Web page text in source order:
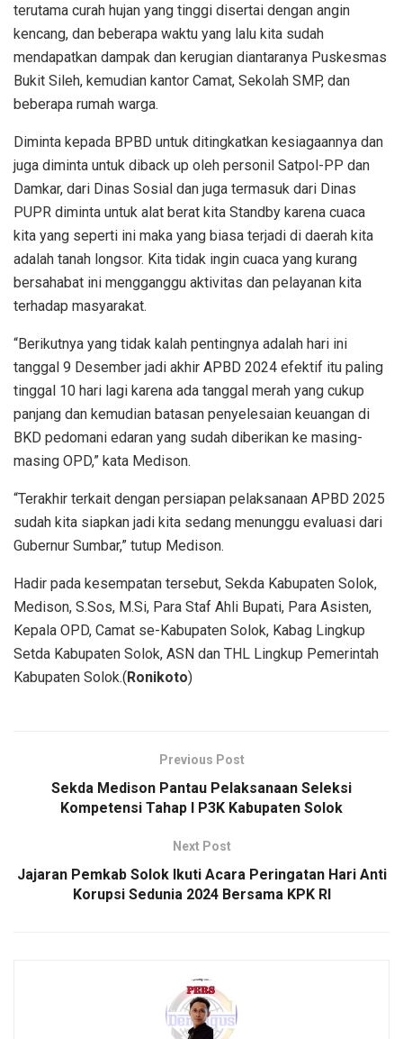
terutama curah hujan yang tinggi disertai dengan angin
kencang, dan beberapa waktu yang lalu kita sudah
mendapatkan dampak dan kerugian diantaranya Puskesmas
Bukit Sileh, kemudian kantor Camat, Sekolah SMP, dan
beberapa rumah warga.
Diminta kepada BPBD untuk ditingkatkan kesiagaannya dan
juga diminta untuk diback up oleh personil Satpol-PP dan
Damkar, dari Dinas Sosial dan juga termasuk dari Dinas
PUPR diminta untuk alat berat kita Standby karena cuaca
kita yang seperti ini maka yang biasa terjadi di daerah kita
adalah tanah longsor. Kita tidak ingin cuaca yang kurang
bersahabat ini mengganggu aktivitas dan pelayanan kita
terhadap masyarakat.
“Berikutnya yang tidak kalah pentingnya adalah hari ini
tanggal 9 Desember jadi akhir APBD 2024 efektif itu paling
tinggal 10 hari lagi karena ada tanggal merah yang cukup
panjang dan kemudian batasan penyelesaian keuangan di
BKD pedomani edaran yang sudah diberikan ke masing-
masing OPD,” kata Medison.
“Terakhir terkait dengan persiapan pelaksanaan APBD 2025
sudah kita siapkan jadi kita sedang menunggu evaluasi dari
Gubernur Sumbar,” tutup Medison.
Hadir pada kesempatan tersebut, Sekda Kabupaten Solok,
Medison, S.Sos, M.Si, Para Staf Ahli Bupati, Para Asisten,
Kepala OPD, Camat se-Kabupaten Solok, Kabag Lingkup
Setda Kabupaten Solok, ASN dan THL Lingkup Pemerintah
Kabupaten Solok.(Ronikoto)
Previous Post
Sekda Medison Pantau Pelaksanaan Seleksi
Kompetensi Tahap I P3K Kabupaten Solok
Next Post
Jajaran Pemkab Solok Ikuti Acara Peringatan Hari Anti
Korupsi Sedunia 2024 Bersama KPK RI